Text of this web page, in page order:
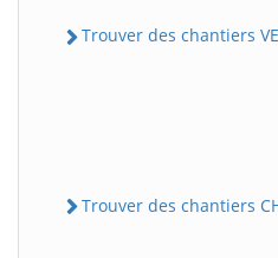
Trouver des chantiers
Trouver des chantiers